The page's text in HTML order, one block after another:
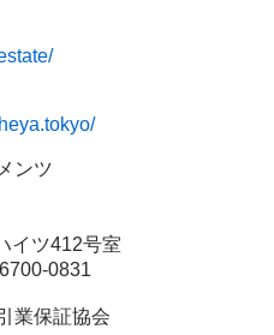
ンツ
イツ412号室
業保証協会